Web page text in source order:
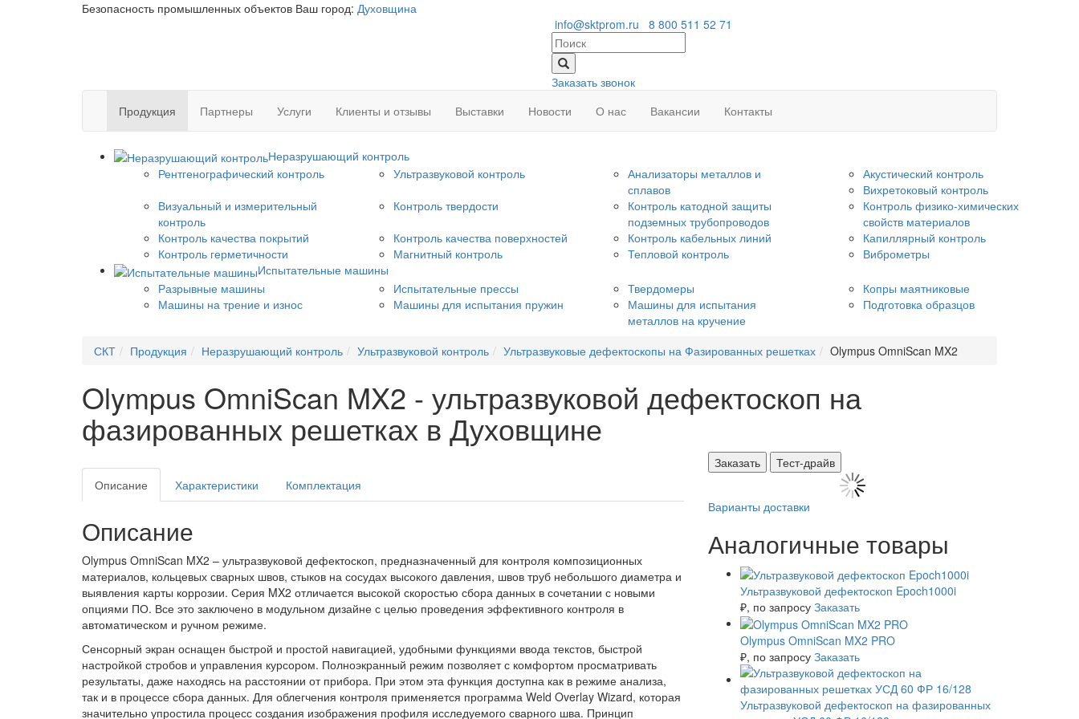
Безопасность промышленных объектов Ваш город: Духовщина
info@sktprom.ru
8 800 511 52 71
Заказать звонок
Продукция
Партнеры Услуги Клиенты и отзывы Выставки Новости О нас Вакансии Контакты
Неразрушающий контроль
Рентгенографический контроль
Ультразвуковой контроль
Анализаторы металлов и
сплавов
Акустический контроль
Вихретоковый контроль
Визуальный и измерительный
контроль
Контроль твердости
Контроль катодной защиты
подземных трубопроводов
Контроль физико-химических
свойств материалов
Контроль качества покрытий
Контроль качества поверхностей Контроль кабельных линий
Капиллярный контроль
Контроль герметичности
Магнитный контроль Тепловой контроль
Виброметры
Испытательные машины
Разрывные машины
Испытательные прессы Твердомеры
Копры маятниковые
Машины на трение и износ
Машины для испытания пружин
Машины для испытания
металлов на кручение
Подготовка образцов
СКТ Продукция Неразрушающий контроль Ультразвуковой контроль Ультразвуковые дефектоскопы на Фазированных решетках Olympus OmniScan MX2
Olympus OmniScan MX2 - ультразвуковой дефектоскоп на
фазированных решетках в Духовщине
Описание Характеристики Комплектация
Описание
Olympus OmniScan MX2 – ультразвуковой дефектоскоп, предназначенный для контроля композиционных
материалов, кольцевых сварных швов, стыков на сосудах высокого давления, швов труб небольшого диаметра и
выявления карты коррозии. Серия MX2 отличается высокой скоростью сбора данных в сочетании с новыми
опциями ПО. Все это заключено в модульном дизайне с целью проведения эффективного контроля в
автоматическом и ручном режиме.
Сенсорный экран оснащен быстрой и простой навигацией, удобными функциями ввода текстов, быстрой
настройкой стробов и управления курсором. Полноэкранный режим позволяет с комфортом просматривать
результаты, даже находясь на расстоянии от прибора. При этом эта функция доступна как в режиме анализа,
так и в процессе сбора данных. Для облегчения контроля применяется программа Weld Overlay Wizard, которая
значительно упростила процесс создания изображения профиля исследуемого сварного шва. Принцип
Заказать Тест-драйв
Варианты доставки
Аналогичные товары
Ультразвуковой дефектоскоп Epoch1000i
₽, по запросу Заказать
Olympus OmniScan MX2 PRO
₽, по запросу Заказать
Ультразвуковой дефектоскоп на фазированных